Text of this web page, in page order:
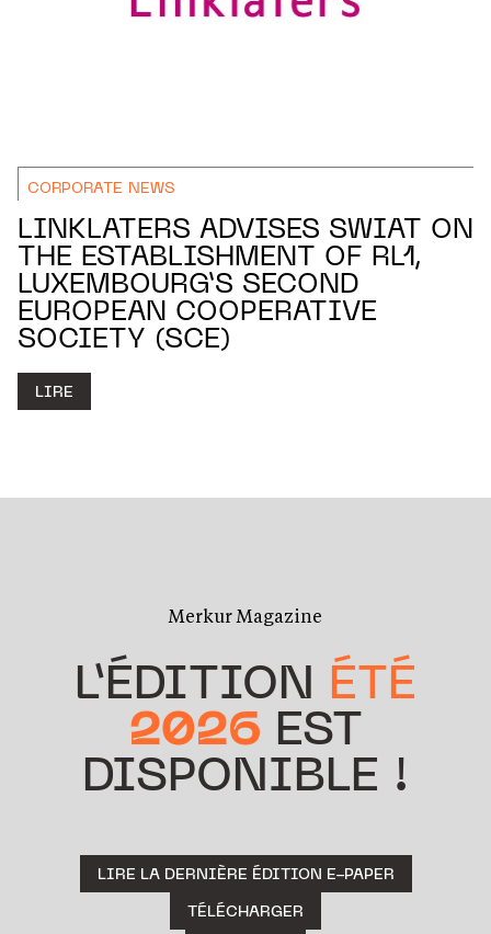
CORPORATE NEWS
LINKLATERS ADVISES SWIAT ON
THE ESTABLISHMENT OF RL1,
LUXEMBOURG’S SECOND
EUROPEAN COOPERATIVE
SOCIETY (SCE)
LIRE
Merkur Magazine
L’ÉDITION ÉTÉ
2026 EST
DISPONIBLE !
LIRE LA DERNIÈRE ÉDITION E-PAPER
TÉLÉCHARGER